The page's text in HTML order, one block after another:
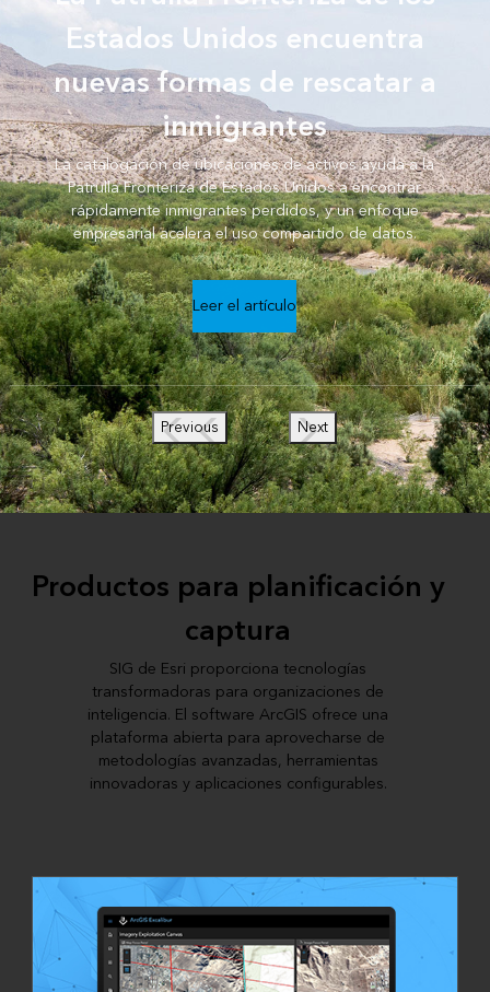
Estados Unidos encuentra
nuevas formas de rescatar a
inmigrantes
La catalogación de ubicaciones de activos ayuda a la
Patrulla Fronteriza de Estados Unidos a encontrar
rápidamente inmigrantes perdidos, y un enfoque
empresarial acelera el uso compartido de datos.
Leer el artículo
Previous Next
Productos para planificación y
captura
SIG de Esri proporciona tecnologías
transformadoras para organizaciones de
inteligencia. El software ArcGIS ofrece una
plataforma abierta para aprovecharse de
metodologías avanzadas, herramientas
innovadoras y aplicaciones configurables.